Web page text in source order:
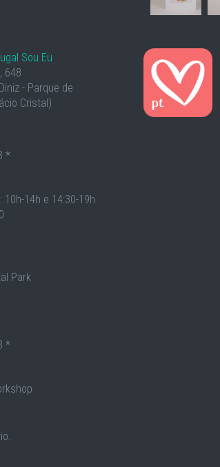
Sou Eu
648
- Parque de
Cristal)
*
: 10h-14h e 14:30-19h
Park
*